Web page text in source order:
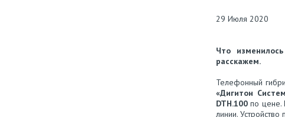
29 Июля 2020
Что
расскажем.
Телефонный
«Дигитон
DTH.100 по цене.
линии.